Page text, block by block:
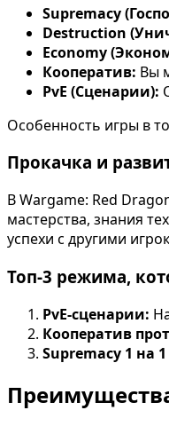
Supremacy
Destruction
Economy
Кооператив: Вы
PvE (Сценарии):
Особенность игры в
Прокачка и
В Wargame: Red
мастерства, знания
успехи с другими
Топ-3 режима,
PvE-сценарии:
Кооператив
Supremacy 1 на